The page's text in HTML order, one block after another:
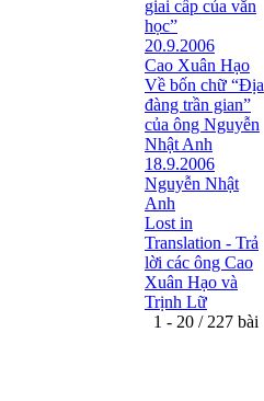
giai cấp của văn
học”
20.9.2006
Cao Xuân Hạo
Về bốn chữ “Địa
đàng trần gian”
của ông Nguyễn
Nhật Anh
18.9.2006
Nguyễn Nhật
Anh
Lost in
Translation - Trả
lời các ông Cao
Xuân Hạo và
Trịnh Lữ
1 - 20 / 227 bài